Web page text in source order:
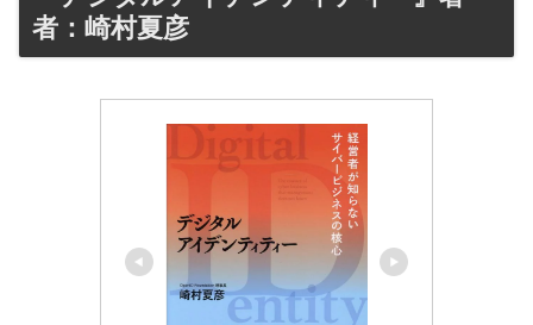
者：崎村夏彦